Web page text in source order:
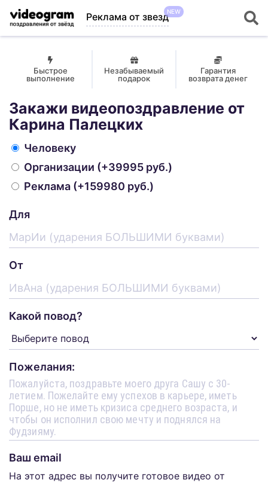
Реклама от звездNEW
Быстрое
выполнение
Незабываемый
подарок
Гарантия
возврата денег
Закажи видеопоздравление от
Карина Палецких
Человеку
Организации (+39995 руб.)
Реклама (+159980 руб.)
Для
От
Какой повод?
Пожелания:
Ваш email
На этот адрес вы получите готовое видео от